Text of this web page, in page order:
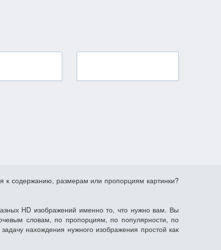
к содержанию, размерам или пропорциям картинки?
HD изображений именно то, что нужно вам. Вы
словам, по пропорциям, по популярности, по
нахождения нужного изображения простой как